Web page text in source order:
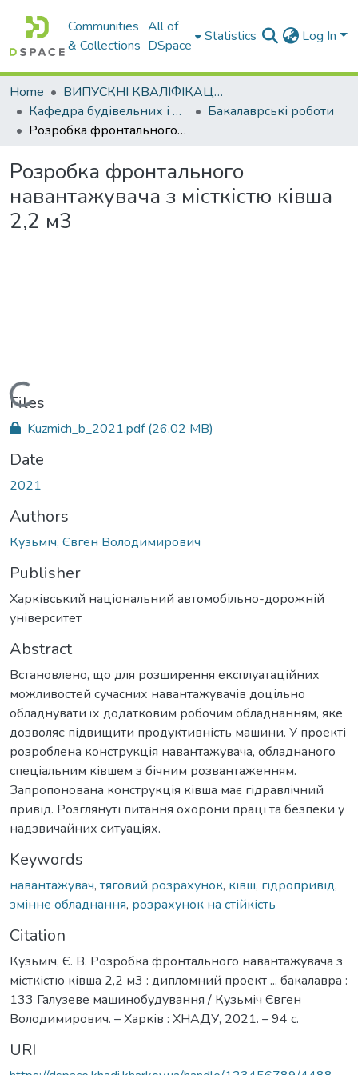
Communities
& Collections
All of
DSpace
Statistics Log In
Home
ВИПУСКНІ КВАЛІФІКАЦІЙНІ РОБОТИ
Кафедра будівельних і дорожніх машин
Бакалаврські роботи
Розробка фронтального навантажувача з місткістю ківша 2,2 м3
Розробка фронтального
навантажувача з місткістю ківша
2,2 м3
Loading...
Files
Kuzmich_b_2021.pdf(26.02 MB)
Date
2021
Authors
Кузьміч, Євген Володимирович
Publisher
Харківський національний автомобільно-дорожній
університет
Abstract
Встановлено, що для розширення експлуатаційних
можливостей сучасних навантажувачів доцільно
обладнувати їх додатковим робочим обладнанням, яке
дозволяє підвищити продуктивність машини. У проекті
розроблена конструкція навантажувача, обладнаного
спеціальним ківшем з бічним розвантаженням.
Запропонована конструкція ківша має гідравлічний
привід. Розглянуті питання охорони праці та безпеки у
надзвичайних ситуаціях.
Keywords
навантажувач, тяговий розрахунок, ківш, гідропривід,
змінне обладнання, розрахунок на стійкість
Citation
Кузьміч, Є. В. Розробка фронтального навантажувача з
місткістю ківша 2,2 м3 : дипломний проект ... бакалавра :
133 Галузеве машинобудування / Кузьміч Євген
Володимирович. – Харків : ХНАДУ, 2021. – 94 с.
URI